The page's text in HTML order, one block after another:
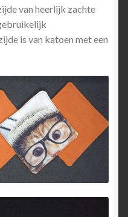
van heerlijk zachte
is van katoen met een